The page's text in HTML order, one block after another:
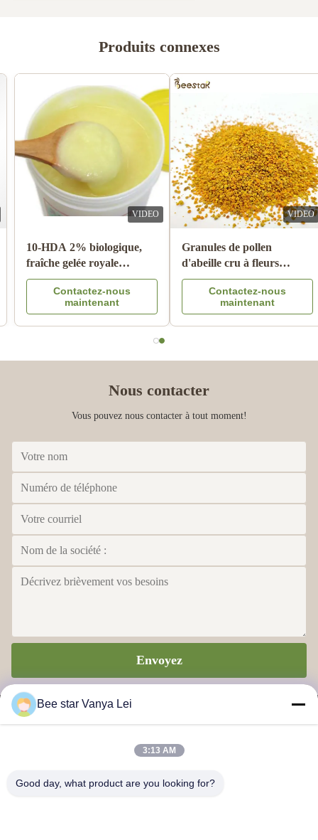
Produits connexes
VIDEO
Vente en gros de miel
d'abeille naturel miel de
cidre 100% produits
d'abeille naturels en
provenance de Chine
Contactez-nous
maintenant
VIDEO
10-HDA 2% biologique,
fraîche gelée royale
naturelle de qualité
alimentaire pure
Contactez-nous
maintenant
Nous contacter
Vous pouvez nous contacter à tout moment!
Envoyez
ÉTOILE D'ABEILLE POUR AMÉLIORER VOTRE VIE
Bee star Vanya Lei
3:13 AM
Good day, what product are you looking for?